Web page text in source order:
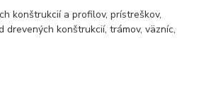
konštrukcií a profilov, prístreškov,
drevených konštrukcií, trámov, väzníc,